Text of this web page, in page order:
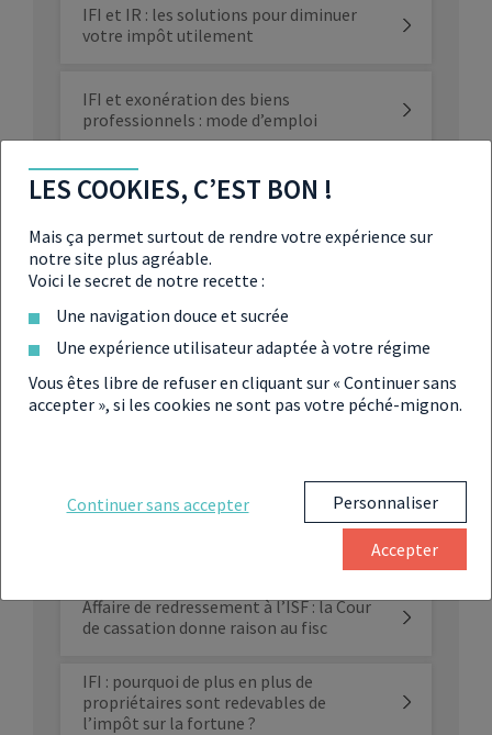
IFI et IR : les solutions pour diminuer
votre impôt utilement
IFI et exonération des biens
professionnels : mode d’emploi
IFI : comment évaluer son patrimoine
immobilier ?
Réforme de la fiscalité du capital (PFU,
IFI) : quel bilan après presque trois ans ?
Rétablissement de l’ISF : le grand débat
Réforme de l’ISF, “flat tax”: qui sont les
Affaire de redressement à l’ISF : la Cour
de cassation donne raison au fisc
IFI : pourquoi de plus en plus de
propriétaires sont redevables de
l’impôt sur la fortune ?
LES COOKIES, C’EST BON !
Mais ça permet surtout de rendre votre expérience sur
notre site plus agréable.
Voici le secret de notre recette :
Une navigation douce et sucrée
Une expérience utilisateur adaptée à votre régime
Vous êtes libre de refuser en cliquant sur « Continuer sans
accepter », si les cookies ne sont pas votre péché-mignon.
Continuer sans accepter Personnaliser
Accepter